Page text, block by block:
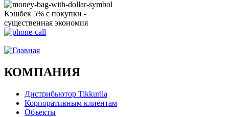
Кэшбек 5% с покупки -
существенная экономия
КОМПАНИЯ
Дистрибьютор Tikkurila
Корпоративным клиентам
Объекты